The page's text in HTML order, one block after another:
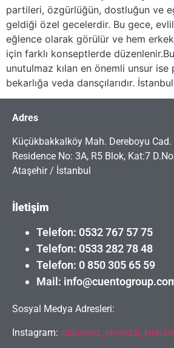
partileri, özgürlüğün, dostluğun ve
geldiği özel gecelerdir. Bu gece,
eğlence olarak görülür ve hem
için farklı konseptlerde
unutulmaz kılan en önemli unsur ise
bekarlığa veda dansçılarıdır.
Adres
Küçükbakkalköy Mah. Dereboyu
Residence No: 3A, R5 Blok, Kat:7
Ataşehir / İstanbul
İletişim
Telefon: 0532 767 57 75
Telefon: 0533 282 78 48
Telefon: 0 850 305 65 59
Mail:
Sosyal Medya Adresleri:
Instagram: